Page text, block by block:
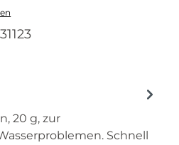
20 g, zur
Schnell